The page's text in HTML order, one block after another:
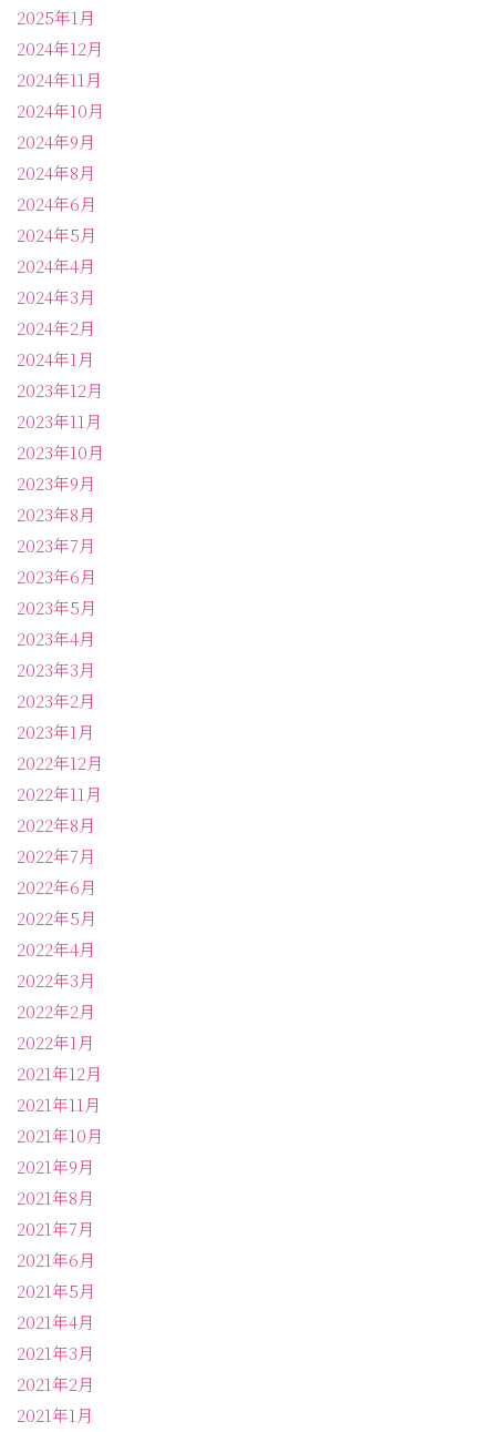
2025年1月
2024年12月
2024年11月
2024年10月
2024年9月
2024年8月
2024年6月
2024年5月
2024年4月
2024年3月
2024年2月
2024年1月
2023年12月
2023年11月
2023年10月
2023年9月
2023年8月
2023年7月
2023年6月
2023年5月
2023年4月
2023年3月
2023年2月
2023年1月
2022年12月
2022年11月
2022年8月
2022年7月
2022年6月
2022年5月
2022年4月
2022年3月
2022年2月
2022年1月
2021年12月
2021年11月
2021年10月
2021年9月
2021年8月
2021年7月
2021年6月
2021年5月
2021年4月
2021年3月
2021年2月
2021年1月